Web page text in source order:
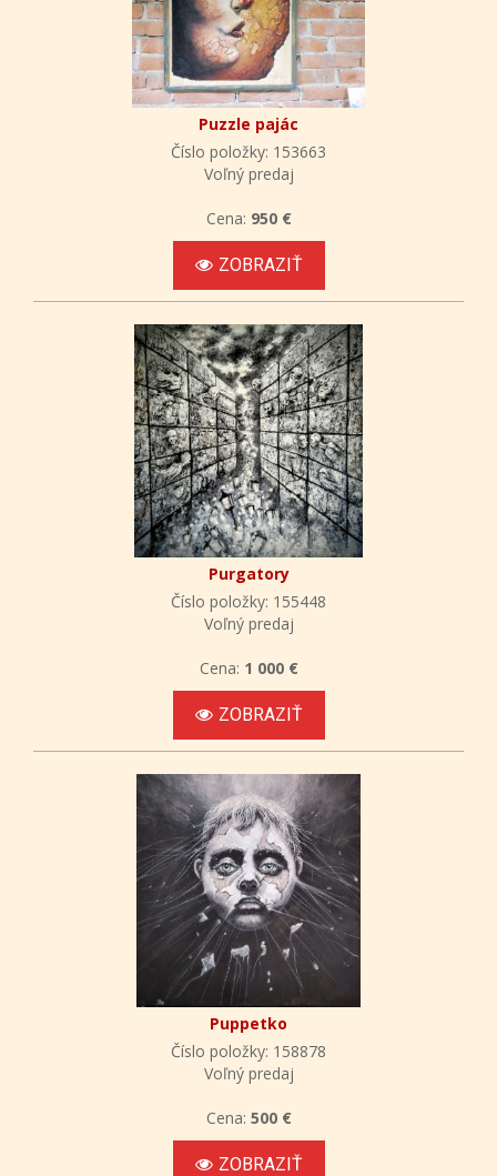
Puzzle pajác
Číslo položky: 153663
Voľný predaj
Cena: 950 €
ZOBRAZIŤ
Purgatory
Číslo položky: 155448
Voľný predaj
Cena: 1 000 €
ZOBRAZIŤ
Puppetko
Číslo položky: 158878
Voľný predaj
Cena: 500 €
ZOBRAZIŤ